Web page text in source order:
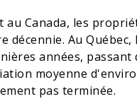
au Canada, les
décennie. Au
années, passant
moyenne
pas terminée.